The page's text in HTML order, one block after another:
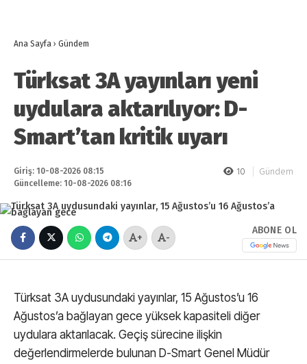
Ana Sayfa › Gündem
Türksat 3A yayınları yeni
uydulara aktarılıyor: D-
Smart’tan kritik uyarı
Giriş: 10-08-2026 08:15
Güncelleme: 10-08-2026 08:16
10 Gündem
+ -
ABONE OL
Türksat 3A uydusundaki yayınlar, 15 Ağustos’u 16
Ağustos’a bağlayan gece yüksek kapasiteli diğer
uydulara aktarılacak. Geçiş sürecine ilişkin
değerlendirmelerde bulunan D-Smart Genel Müdür